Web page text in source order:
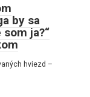
by sa
ja?“
hviezd –